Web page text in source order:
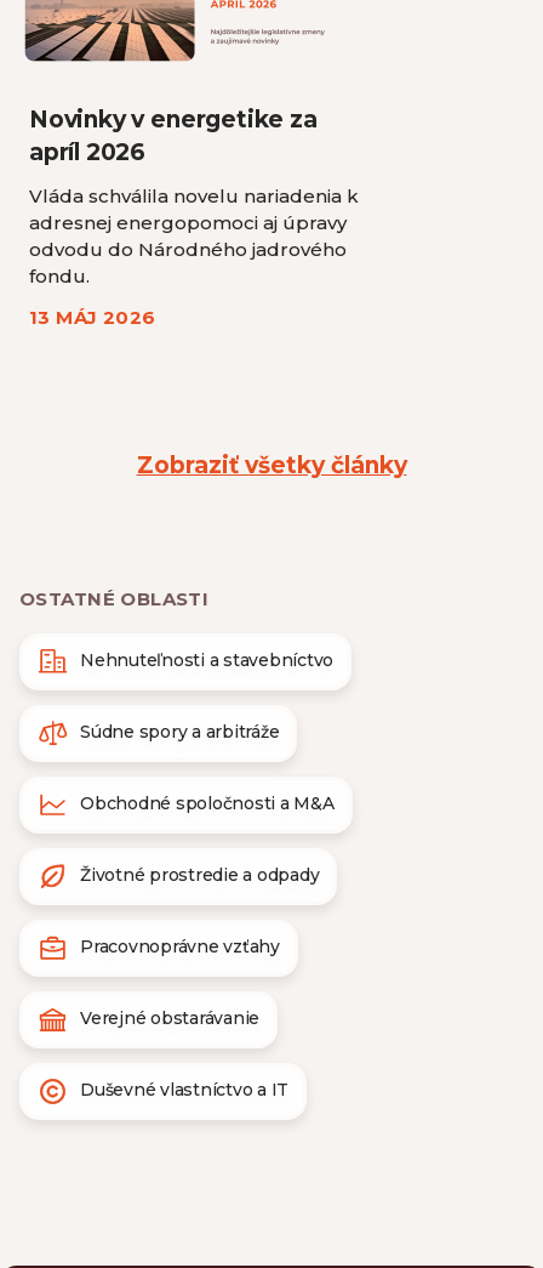
Zobraziť všetky články
Novinky v energetike za
apríl 2026
Vláda schválila novelu nariadenia k
adresnej energopomoci aj úpravy
odvodu do Národného jadrového
fondu.
13 MÁJ 2026
OSTATNÉ OBLASTI
Nehnuteľnosti a stavebníctvo
Súdne spory a arbitráže
Obchodné spoločnosti a M&A
Životné prostredie a odpady
Pracovnoprávne vzťahy
Verejné obstarávanie
Duševné vlastníctvo a IT